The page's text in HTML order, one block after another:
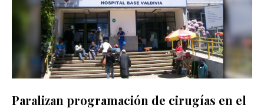
Paralizan programación de cirugías en el